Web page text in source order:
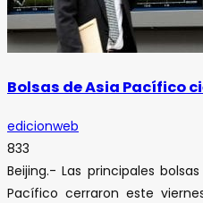
Bolsas de Asia Pacífico
edicionweb
833
Beijing.- Las principales
Pacífico cerraron este